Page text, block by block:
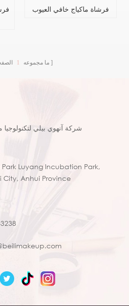
فرشاة ماكياج خافي العيوب
ما مجموعه 1
شركة آنهوي بيلي
Park Luyang Incubation Park,
City, Anhui Province